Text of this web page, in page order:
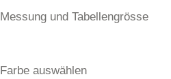
Messung und Tabellengrösse
Farbe auswählen